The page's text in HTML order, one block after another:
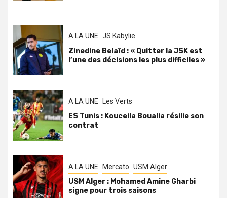
A LA UNE JS Kabylie
Zinedine Belaïd : « Quitter la JSK est
l’une des décisions les plus difficiles »
A LA UNE Les Verts
ES Tunis : Kouceila Boualia résilie son
contrat
A LA UNE Mercato USM Alger
USM Alger : Mohamed Amine Gharbi
signe pour trois saisons